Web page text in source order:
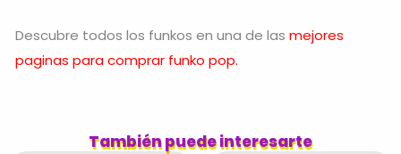
Descubre todos los funkos en una de las mejores
paginas para comprar funko pop.
También puede interesarte